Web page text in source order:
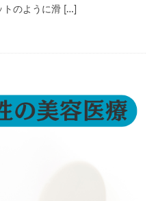
トのように滑 […]